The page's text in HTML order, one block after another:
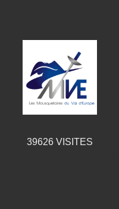
39626VISITES